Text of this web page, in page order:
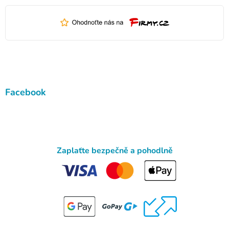
Facebook
Zaplaťte bezpečně a pohodlně